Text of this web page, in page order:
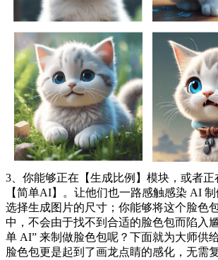
3、你能够正在【生成比例】模块，或者正
【简单AI】。让他们也一路感触感染 AI 制
选择生成图片的尺寸；你能够将这个脸色
中，不会由于找不到合适的脸色包而陷入
单 AI” 来制做脸色包呢？下面就为大师供
脸色包更是起到了画龙点睛的感化，无需